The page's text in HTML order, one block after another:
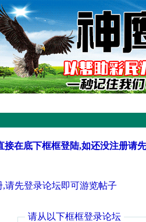
接在底下框框登陆,如还没注册请
请先登录论坛即可游览帖子
请从以下框框登录论坛